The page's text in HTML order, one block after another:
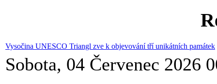
Vysočina UNESCO Triangl zve k objevování tří unikátních památek
Sobota, 04 Červenec 2026